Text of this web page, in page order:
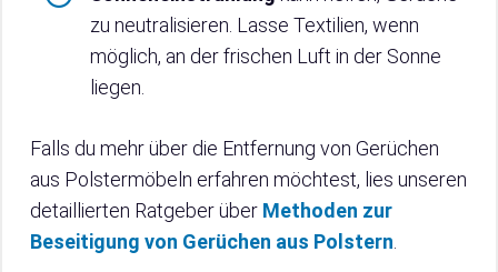
zu neutralisieren. Lasse Textilien, wenn
möglich, an der frischen Luft in der Sonne
liegen.
Falls du mehr über die Entfernung von Gerüchen
aus Polstermöbeln erfahren möchtest, lies unseren
detaillierten Ratgeber über Methoden zur
Beseitigung von Gerüchen aus Polstern